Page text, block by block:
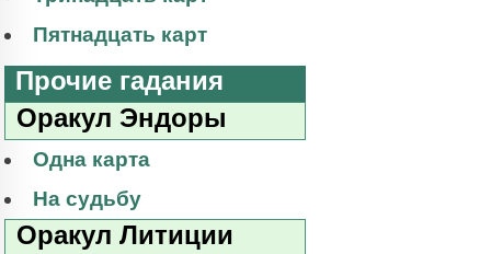
Пятнадцать карт
Прочие гадания
Оракул Эндоры
Одна карта
На судьбу
Оракул Литиции